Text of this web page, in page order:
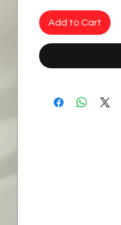
Add to Cart